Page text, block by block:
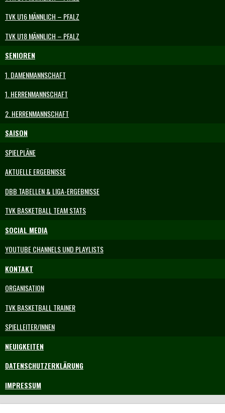
TVK U16 MÄNNLICH – PFALZ
TVK U18 MÄNNLICH – PFALZ
SENIOREN
1. DAMENMANNSCHAFT
1. HERRENMANNSCHAFT
2. HERRENMANNSCHAFT
SAISON
SPIELPLÄNE
AKTUELLE ERGEBNISSE
DBB TABELLEN & LIGA-ERGEBNISSE
TVK BASKETBALL TEAM STATS
SOCIAL MEDIA
YOUTUBE CHANNELS UND PLAYLISTS
KONTAKT
ORGANISATION
TVK BASKETBALL TRAINER
SPIELLEITER/INNEN
NEUIGKEITEN
DATENSCHUTZERKLÄRUNG
IMPRESSUM